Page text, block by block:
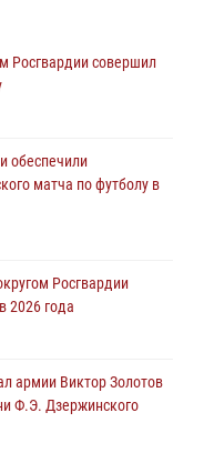
Калмыкия
и девушке с
Росгвардии совершил
обеспечили
матча по футболу в
Росгвардии
2026 года
армии Виктор Золотов
Ф.Э. Дзержинского